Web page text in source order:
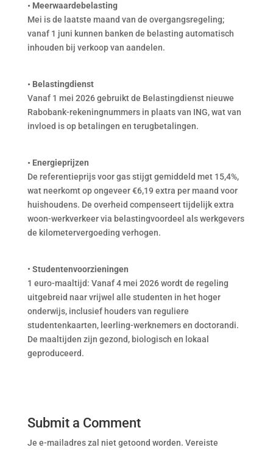
• Meerwaardebelasting
Mei is de laatste maand van de overgangsregeling;
vanaf 1 juni kunnen banken de belasting automatisch
inhouden bij verkoop van aandelen.
• Belastingdienst
Vanaf 1 mei 2026 gebruikt de Belastingdienst nieuwe
Rabobank-rekeningnummers in plaats van ING, wat van
invloed is op betalingen en terugbetalingen.
• Energieprijzen
De referentieprijs voor gas stijgt gemiddeld met 15,4%,
wat neerkomt op ongeveer €6,19 extra per maand voor
huishoudens. De overheid compenseert tijdelijk extra
woon-werkverkeer via belastingvoordeel als werkgevers
de kilometervergoeding verhogen.
• Studentenvoorzieningen
1 euro-maaltijd: Vanaf 4 mei 2026 wordt de regeling
uitgebreid naar vrijwel alle studenten in het hoger
onderwijs, inclusief houders van reguliere
studentenkaarten, leerling-werknemers en doctorandi.
De maaltijden zijn gezond, biologisch en lokaal
geproduceerd.
Submit a Comment
Je e-mailadres zal niet getoond worden. Vereiste